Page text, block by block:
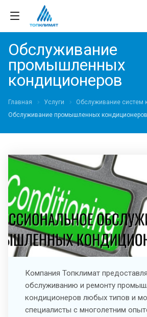
Обслуживание
промышленных
кондиционеров
Главная Услуги
Обслуживание систем
Обслуживание промышленных кондиционеров
Компания Топклимат
обслуживанию и ремонту
кондиционеров любых типов и
специалисты с многолетним